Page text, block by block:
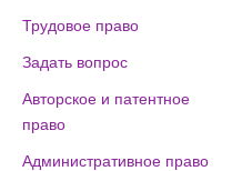
Трудовое право
Задать вопрос
Авторское и патентное
право
Административное право